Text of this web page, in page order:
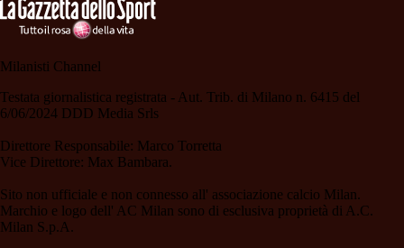
Milanisti Channel
Testata giornalistica registrata - Aut. Trib. di Milano n. 6415 del
6/06/2024 DDD Media Srls
Direttore Responsabile: Marco Torretta
Vice Direttore: Max Bambara.
Sito non ufficiale e non connesso all' associazione calcio Milan.
Marchio e logo dell' AC Milan sono di esclusiva proprietà di A.C.
Milan S.p.A.